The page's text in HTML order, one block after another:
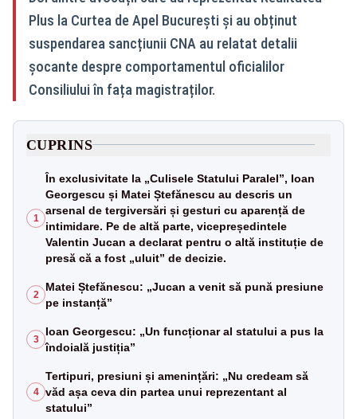
Plus la Curtea de Apel București și au obținut
suspendarea sancțiunii CNA au relatat detalii
șocante despre comportamentul oficialilor
Consiliului în fața magistraților.
CUPRINS
1
În exclusivitate la „Culisele Statului Paralel”, Ioan
Georgescu și Matei Ștefănescu au descris un
arsenal de tergiversări și gesturi cu aparență de
intimidare. Pe de altă parte, vicepreședintele
Valentin Jucan a declarat pentru o altă instituție de
presă că a fost „uluit” de decizie.
2
Matei Ștefănescu: „Jucan a venit să pună presiune
pe instanță”
3
Ioan Georgescu: „Un funcționar al statului a pus la
îndoială justiția”
4
Tertipuri, presiuni și amenințări: „Nu credeam să
văd așa ceva din partea unui reprezentant al
statului”